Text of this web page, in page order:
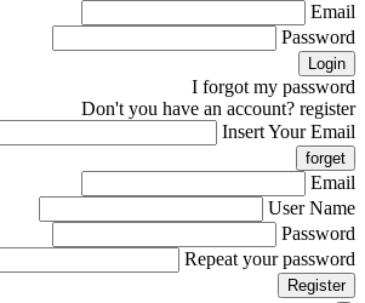
Email
Password
I forgot my password
Don't you have an account? register
Insert Your Email
Email
User Name
Password
Repeat your password
Register